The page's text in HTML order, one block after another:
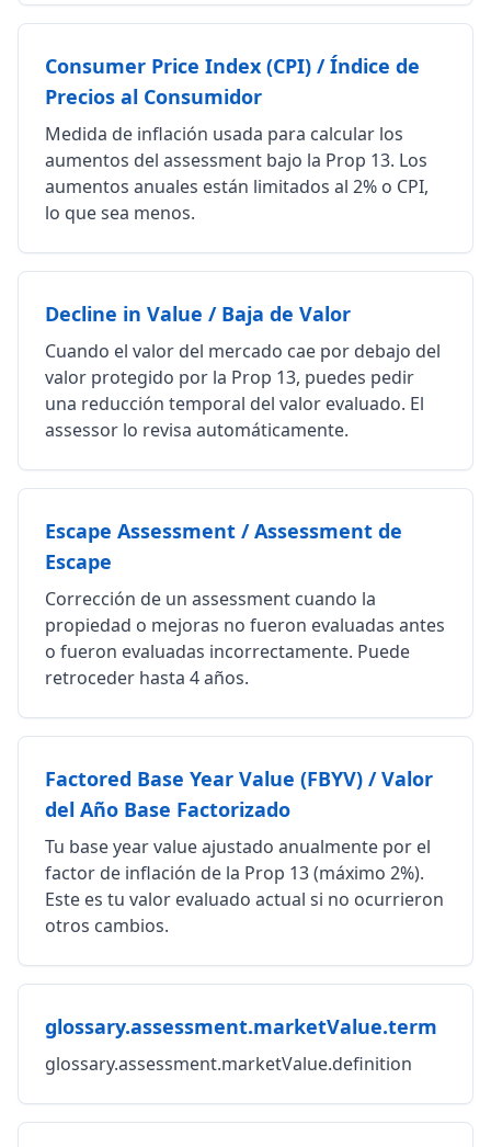
Consumer Price Index (CPI) / Índice de
Precios al Consumidor
Medida de inflación usada para calcular los
aumentos del assessment bajo la Prop 13. Los
aumentos anuales están limitados al 2% o CPI,
lo que sea menos.
Decline in Value / Baja de Valor
Cuando el valor del mercado cae por debajo del
valor protegido por la Prop 13, puedes pedir
una reducción temporal del valor evaluado. El
assessor lo revisa automáticamente.
Escape Assessment / Assessment de
Escape
Corrección de un assessment cuando la
propiedad o mejoras no fueron evaluadas antes
o fueron evaluadas incorrectamente. Puede
retroceder hasta 4 años.
Factored Base Year Value (FBYV) / Valor
del Año Base Factorizado
Tu base year value ajustado anualmente por el
factor de inflación de la Prop 13 (máximo 2%).
Este es tu valor evaluado actual si no ocurrieron
otros cambios.
glossary.assessment.marketValue.term
glossary.assessment.marketValue.definition